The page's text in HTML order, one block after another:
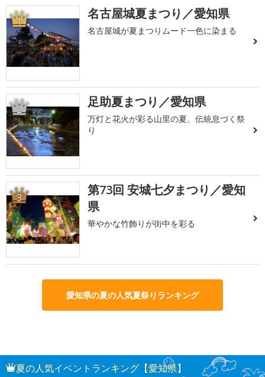
1 名古屋城夏まつり／愛知県
名古屋城が夏まつりムード一色に染まる
2 足助夏まつり／愛知県
万灯と花火が彩る山里の夏、伝統息づく祭
り
3
第73回 安城七夕まつり／愛知
県
華やかな竹飾りが街中を彩る
愛知県の夏の人気夏祭りランキング
夏の人気イベントランキング【愛知県】